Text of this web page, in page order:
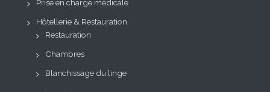
Prise en charge médicale
Hôtellerie & Restauration
Restauration
Chambres
Blanchissage du linge